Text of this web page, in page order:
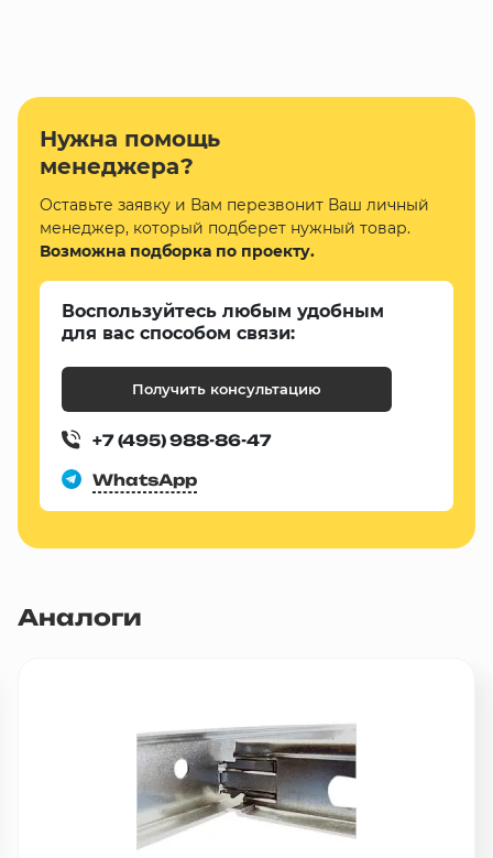
Нужна помощь
менеджера?
Оставьте заявку и Вам перезвонит Ваш личный
менеджер, который подберет нужный товар.
Возможна подборка по проекту.
Воспользуйтесь любым удобным
для вас способом связи:
Получить консультацию
+7 (495) 988-86-47
WhatsApp
Аналоги